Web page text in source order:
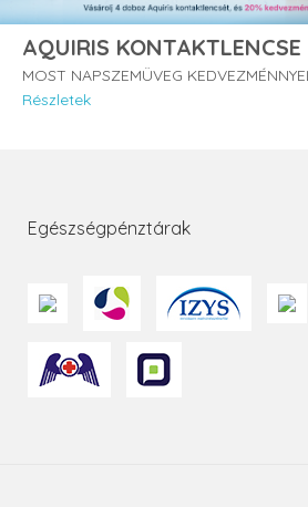
AQUIRIS KONTAKTLENCSE
MOST NAPSZEMÜVEG
Részletek
Egészségpénztárak